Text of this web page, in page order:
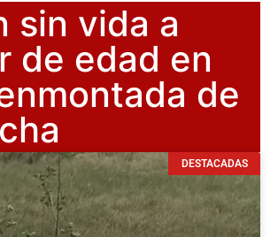
sin vida a
de edad en
de
DESTACADAS